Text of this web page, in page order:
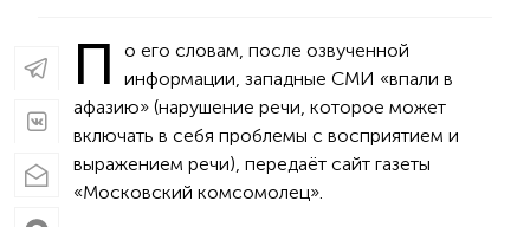
П
о его словам, после озвученной
информации, западные СМИ «впали в
афазию» (нарушение речи, которое может
включать в себя проблемы с восприятием и
выражением речи), передаёт сайт газеты
«Московский комсомолец».